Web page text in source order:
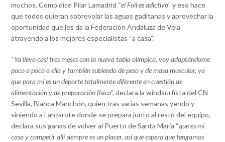
muchos. Como dice Pilar Lamadrid “el Foil es adictivo” y eso hace
que todos quieran sobrevolar las aguas gaditanas y aprovechar la
oportunidad que les da la Federación Andaluza de Vela
atrayendo a los mejores especialistas “a casa”.
“Ya llevo casi tres meses con la nueva tabla olímpica, voy adaptándome
poco a poco a ella y también subiendo de peso y de masa muscular, ya
que para mí es un deporte totalmente diferente en cuestión de
alimentación y de preparación física”, declara la windsurfista del CN
Sevilla, Blanca Manchón, quien tras varias semanas yendo y
viniendo a Lanzarote donde se prepara junto al resto del equipo,
declara sus ganas de volver al Puerto de Santa María “que es mi
casa y competir allí siempre es un placer, así que espero que tengamos